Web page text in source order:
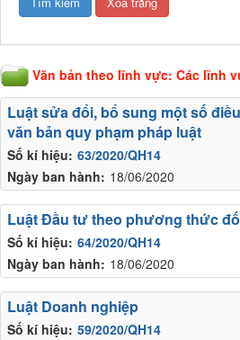
Văn bản theo lĩnh vực: Các lĩnh
Số kí hiệu: 63/2020/QH14
Ngày ban hành: 18/06/2020
Luật sửa đổi, bổ sung một số
văn bản quy phạm pháp luật
Số kí hiệu: 64/2020/QH14
Ngày ban hành: 18/06/2020
Luật Đầu tư theo phương thức
Số kí hiệu: 59/2020/QH14
Luật Doanh nghiệp